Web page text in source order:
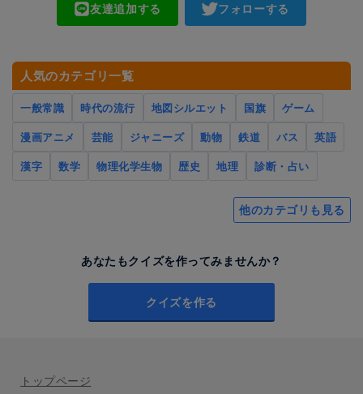
友達追加する フォローする
人気のカテゴリ一覧
一般常識 時代の流行 地図シルエット 国旗
ゲーム
漫画アニメ
芸能 ジャニーズ 動物 鉄道 バス
英語
漢字
数学 物理化学生物 歴史 地理 診断・占い
他のカテゴリも見る
あなたもクイズを作ってみませんか？
クイズを作る
トップページ